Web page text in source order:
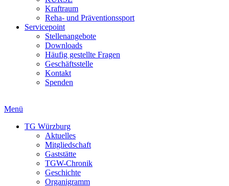
Kraftraum
Reha- und Präventionssport
Servicepoint
Stellenangebote
Downloads
Häufig gestellte Fragen
Geschäftsstelle
Kontakt
Spenden
Menü
TG Würzburg
Aktuelles
Mitgliedschaft
Gaststätte
TGW-Chronik
Geschichte
Organigramm